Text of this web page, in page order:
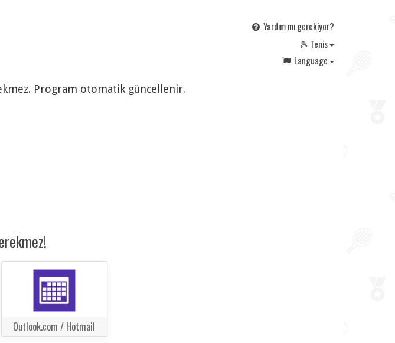
Yardım mı gerekiyor?
🎾 Tenis
Language
Program otomatik güncellenir.
Outlook.com / Hotmail